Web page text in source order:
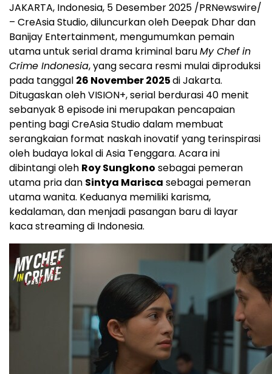
JAKARTA, Indonesia, 5 Desember 2025 /PRNewswire/
– CreAsia Studio, diluncurkan oleh Deepak Dhardan
Banijay Entertainment, mengumumkan pemain
utama untuk serial drama kriminal baruMy Chef in
Crime Indonesia, yang secara resmi mulai diproduksi
pada tanggal 26 November 2025diJakarta.
Ditugaskan oleh VISION+, serial berdurasi 40 menit
sebanyak 8 episode ini merupakan pencapaian
penting bagi CreAsia Studio dalam membuat
serangkaian format naskah inovatif yang terinspirasi
oleh budaya lokal diAsia Tenggara. Acara ini
dibintangi oleh Roy Sungkono sebagai pemeran
utama pria dan Sintya Marisca sebagai pemeran
utama wanita. Keduanya memiliki karisma,
kedalaman, dan menjadi pasangan baru di layar
kaca streaming di Indonesia.